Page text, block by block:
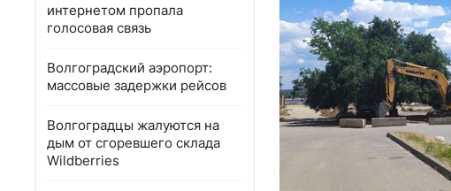
интернетом пропала
голосовая связь
Волгоградский аэропорт:
массовые задержки рейсов
Волгоградцы жалуются на
дым от сгоревшего склада
Wildberries